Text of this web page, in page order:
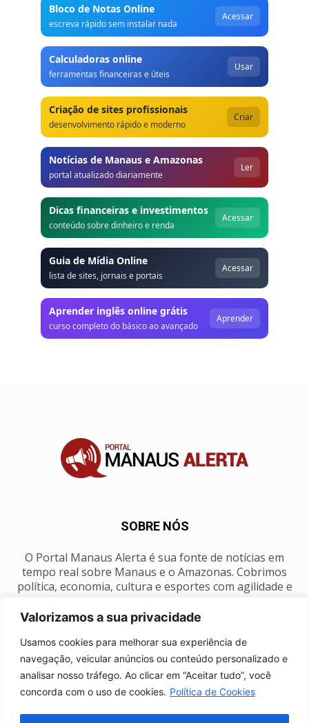
Valorizamos a sua privacidade
Usamos cookies para melhorar sua experiência de
navegação, veicular anúncios ou conteúdo personalizado e
analisar nosso tráfego. Ao clicar em “Aceitar tudo”, você
concorda com o uso de cookies. Política de Cookies
Bloco de Notas Online
escreva rápido sem instalar nada
Acessar
Calculadoras online
ferramentas financeiras e úteis
Usar
Criação de sites profissionais
desenvolvimento rápido e moderno
Criar
Notícias de Manaus e Amazonas
portal atualizado diariamente
Ler
Dicas financeiras e investimentos
conteúdo sobre dinheiro e renda
Acessar
Guia de Mídia Online
lista de sites, jornais e portais
Acessar
Aprender inglês online grátis
curso completo do básico ao avançado
Aprender
SOBRE NÓS
O Portal Manaus Alerta é sua fonte de notícias em
tempo real sobre Manaus e o Amazonas. Cobrimos
política, economia, cultura e esportes com agilidade e
manausalerta@gmail.com
SIGA-NOS